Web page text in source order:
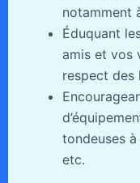
notamment
Éduquant
amis et vos
respect des
tondeuses
etc.